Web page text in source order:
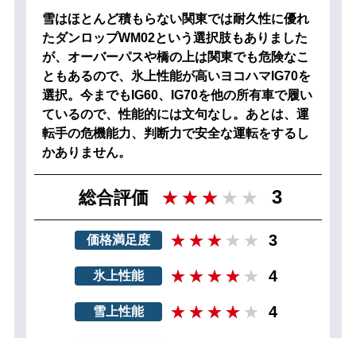
雪はほとんど積もらない関東では耐久性に優れ
たダンロップWM02という選択肢もありました
が、オーバーパスや橋の上は関東でも危険なこ
ともあるので、氷上性能が高いヨコハマIG70を
選択。今までもIG60、IG70を他の所有車で履い
ているので、性能的には文句なし。あとは、運
転手の危機能力、判断力で安全な運転をするし
かありません。
総合評価 3
価格満足度 3
氷上性能 4
雪上性能 4